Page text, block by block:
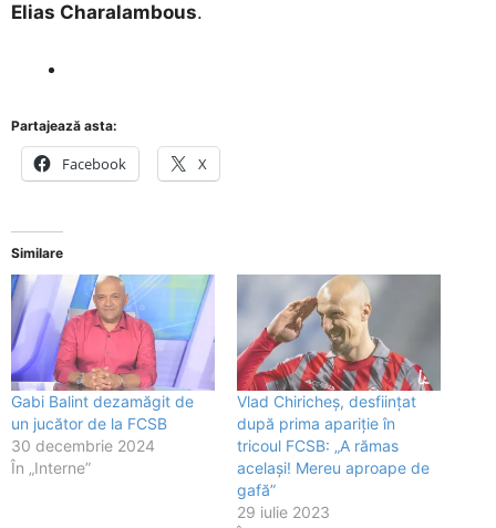
Elias Charalambous.
Partajează asta:
Facebook X
Similare
Gabi Balint dezamăgit de
un jucător de la FCSB
30 decembrie 2024
În „Interne”
Vlad Chiricheș, desființat
după prima apariție în
tricoul FCSB: „A rămas
același! Mereu aproape de
gafă”
29 iulie 2023